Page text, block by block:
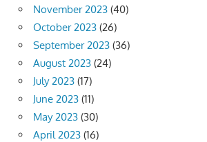
November 2023 (40)
October 2023 (26)
September 2023 (36)
August 2023 (24)
July 2023 (17)
June 2023 (11)
May 2023 (30)
April 2023 (16)